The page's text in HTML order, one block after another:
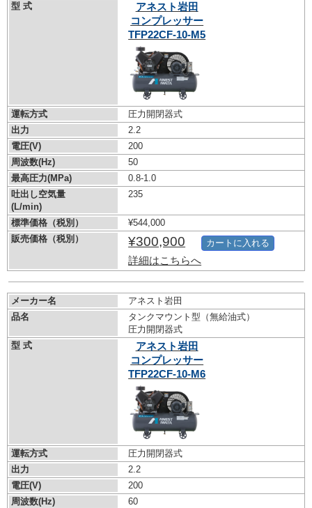
型 式
アネスト岩田
コンプレッサー
TFP22CF-10-M5
運転方式
圧力開閉器式
出力
2.2
電圧(V)
200
周波数(Hz)
50
最高圧力(MPa)
0.8-1.0
吐出し空気量
(L/min)
235
標準価格（税別）
¥544,000
販売価格（税別）
¥300,900
詳細はこちらへ
カートに入れる
メーカー名
アネスト岩田
品名
タンクマウント型（無給油式）
圧力開閉器式
型 式
アネスト岩田
コンプレッサー
TFP22CF-10-M6
運転方式
圧力開閉器式
出力
2.2
電圧(V)
200
周波数(Hz)
60